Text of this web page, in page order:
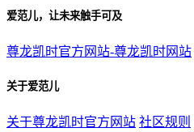
爱范儿，让未来触手可及
尊龙凯时官方网站-尊龙凯时网站
关于爱范儿
关于尊龙凯时官方网站 社区规则